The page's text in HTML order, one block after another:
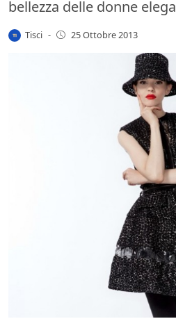
bellezza delle donne
Tisci - 25 Ottobre 2013